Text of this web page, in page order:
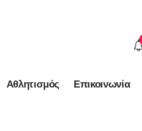
Αθλητισμός Επικοινωνία